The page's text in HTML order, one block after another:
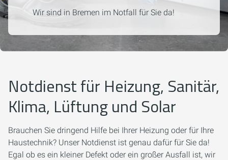
Wir sind in Bremen im Notfall für Sie da!
Notdienst für Heizung, Sanitär,
Klima, Lüftung und Solar
Brauchen Sie dringend Hilfe bei Ihrer Heizung oder für Ihre
Haustechnik? Unser Notdienst ist genau dafür für Sie da!
Egal ob es ein kleiner Defekt oder ein großer Ausfall ist, wir